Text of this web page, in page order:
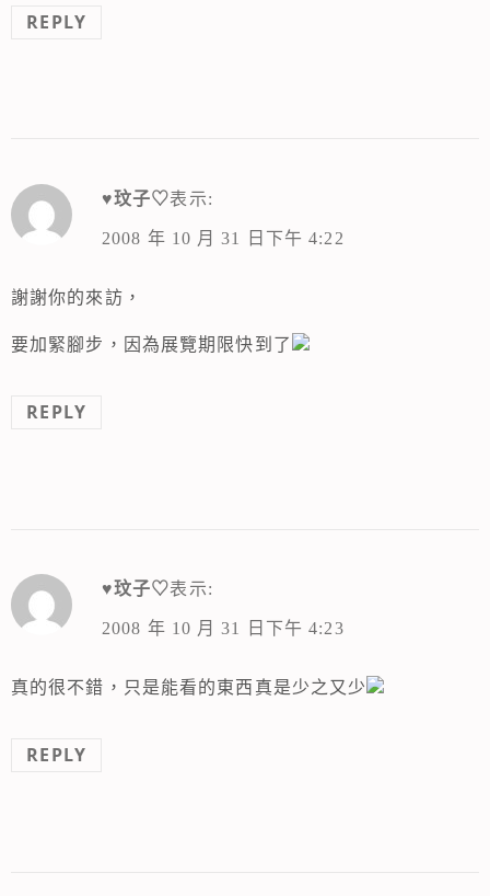
REPLY
♥玟子♡表示:
2008 年 10 月 31 日下午 4:22
謝謝你的來訪，
要加緊腳步，因為展覽期限快到了
REPLY
♥玟子♡表示:
2008 年 10 月 31 日下午 4:23
真的很不錯，只是能看的東西真是少之又少
REPLY